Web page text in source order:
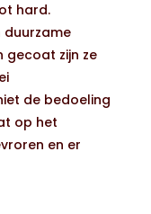
hard.
gecoat zijn ze
de bedoeling
op het
en er